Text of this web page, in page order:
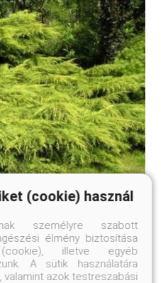
'Old Gold'
ár
Ft
(cookie) használ
személyre szabott
élmény biztosítása
illetve egyéb
A sütik használatára
valamint azok testreszabási